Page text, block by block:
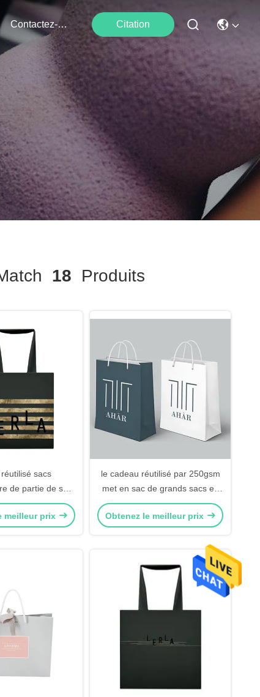
Contactez-Nous Citation
18 Produits
sacs
de partie de sac
de sacs de
de grands
meilleur prix
le cadeau réutilisé par 250gsm
met en sac de grands sacs en
papier blancs personnalisés
biodégradables
Obtenez le meilleur prix